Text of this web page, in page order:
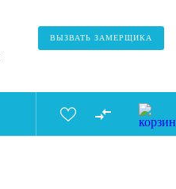
ВЫЗВАТЬ ЗАМЕРЩИКА